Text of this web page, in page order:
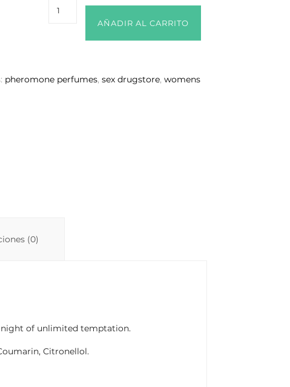
AÑADIR AL CARRITO
pheromone perfumes,sex drugstore,womens
(0)
night of unlimited temptation.
Citronellol.